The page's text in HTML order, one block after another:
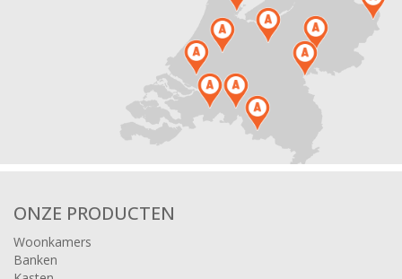
ONZE PRODUCTEN
Woonkamers
Banken